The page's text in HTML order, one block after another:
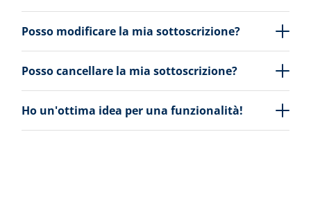
Posso modificare la mia sottoscrizione?
Posso cancellare la mia sottoscrizione?
Ho un'ottima idea per una funzionalità!